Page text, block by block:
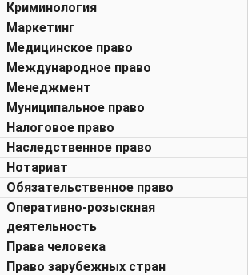
Криминология
Маркетинг
Медицинское право
Международное право
Менеджмент
Муниципальное право
Налоговое право
Наследственное право
Нотариат
Обязательственное право
Оперативно-розыскная
деятельность
Права человека
Право зарубежных стран